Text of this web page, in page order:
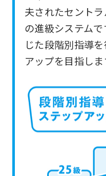
夫されたセント
の進級システム
じた段階別指導
アップを目指しま